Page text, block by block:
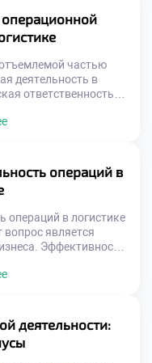
Это не просто
каждого этапа
[…]
операционной
частью
деятельность в
ответственность
перестала быть
среды. Специалист
факторы при
давление и запрос
Компании […]
операций в
операций в логистике
вопрос является
Эффективность
не должен вести к
скрытые резервы
навык отличает
[…]
деятельности: